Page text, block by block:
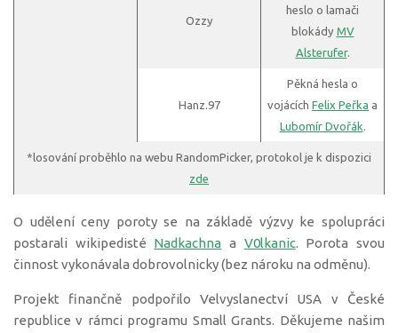
Ozzy
heslo o lamači
blokády MV
Alsterufer.
Hanz.97
Pěkná hesla o
vojácích Felix Peřka a
Lubomír Dvořák
*losování proběhlo na webu RandomPicker, protokol je k dispozici
zde
O udělení ceny poroty se na základě výzvy ke spolupráci
postarali wikipedisté Nadkachna a V0lkanic. Porota svou
činnost vykonávala dobrovolnicky (bez nároku na odměnu).
Projekt finančně podpořilo Velvyslanectví USA v České
republice v rámci programu Small Grants. Děkujeme našim